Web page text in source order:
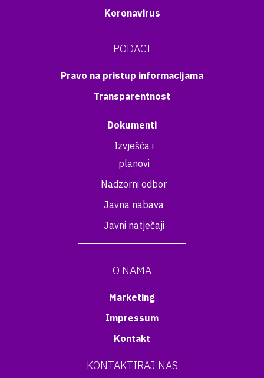
Koronavirus
PODACI
Pravo na pristup informacijama
Transparentnost
Dokumenti
Izvješća i
planovi
Nadzorni odbor
Javna nabava
Javni natječaji
O NAMA
Marketing
Impressum
Kontakt
KONTAKTIRAJ NAS